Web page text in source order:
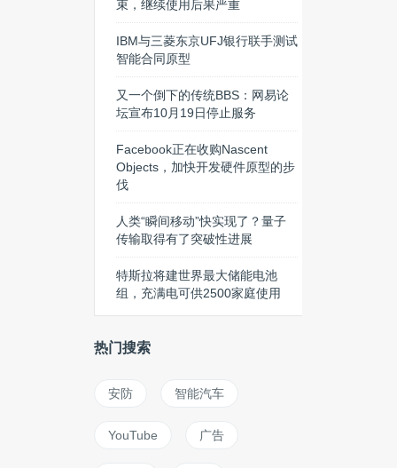
束，继续使用后果严重
IBM与三菱东京UFJ银行联手测试
智能合同原型
又一个倒下的传统BBS：网易论
坛宣布10月19日停止服务
Facebook正在收购Nascent
Objects，加快开发硬件原型的步
伐
人类“瞬间移动”快实现了？量子
传输取得有了突破性进展
特斯拉将建世界最大储能电池
组，充满电可供2500家庭使用
热门搜索
安防 智能汽车
YouTube 广告